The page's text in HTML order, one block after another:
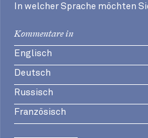
In welcher Sprache möchten
Kommentare in
Englisch
Deutsch
Russisch
Französisch